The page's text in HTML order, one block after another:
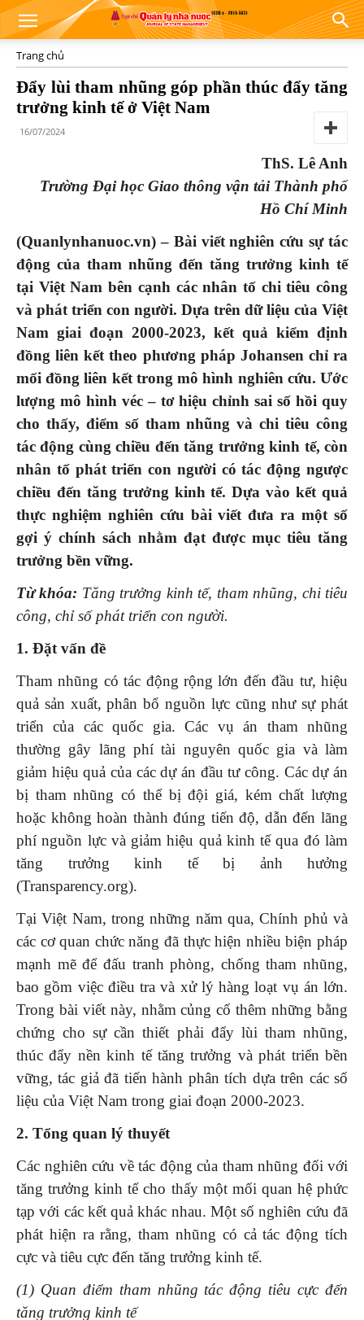
Trang chủ
Đẩy lùi tham nhũng góp phần thúc đẩy tăng
trưởng kinh tế ở Việt Nam
16/07/2024
ThS. Lê Anh
Trường Đại học Giao thông vận tải Thành phố
Hồ Chí Minh
(Quanlynhanuoc.vn) – Bài viết nghiên cứu sự tác
động của tham nhũng đến tăng trưởng kinh tế
tại Việt Nam bên cạnh các nhân tố chi tiêu công
và phát triển con người. Dựa trên dữ liệu của Việt
Nam giai đoạn 2000-2023, kết quả kiểm định
đồng liên kết theo phương pháp Johansen chỉ ra
mối đồng liên kết trong mô hình nghiên cứu. Ước
lượng mô hình véc – tơ hiệu chỉnh sai số hồi quy
cho thấy, điểm số tham nhũng và chi tiêu công
tác động cùng chiều đến tăng trưởng kinh tế, còn
nhân tố phát triển con người có tác động ngược
chiều đến tăng trưởng kinh tế. Dựa vào kết quả
thực nghiệm nghiên cứu bài viết đưa ra một số
gợi ý chính sách nhằm đạt được mục tiêu tăng
trưởng bền vững.
Từ khóa: Tăng trưởng kinh tế, tham nhũng, chi tiêu
công, chỉ số phát triển con người.
1. Đặt vấn đề
Tham nhũng có tác động rộng lớn đến đầu tư, hiệu
quả sản xuất, phân bổ nguồn lực cũng như sự phát
triển của các quốc gia. Các vụ án tham nhũng
thường gây lãng phí tài nguyên quốc gia và làm
giảm hiệu quả của các dự án đầu tư công. Các dự án
bị tham nhũng có thể bị đội giá, kém chất lượng
hoặc không hoàn thành đúng tiến độ, dẫn đến lãng
phí nguồn lực và giảm hiệu quả kinh tế qua đó làm
tăng trưởng kinh tế bị ảnh hưởng
(Transparency.org).
Tại Việt Nam, trong những năm qua, Chính phủ và
các cơ quan chức năng đã thực hiện nhiều biện pháp
mạnh mẽ để đấu tranh phòng, chống tham nhũng,
bao gồm việc điều tra và xử lý hàng loạt vụ án lớn.
Trong bài viết này, nhằm củng cố thêm những bằng
chứng cho sự cần thiết phải đẩy lùi tham nhũng,
thúc đẩy nền kinh tế tăng trưởng và phát triển bền
vững, tác giả đã tiến hành phân tích dựa trên các số
liệu của Việt Nam trong giai đoạn 2000-2023.
2. Tổng quan lý thuyết
Các nghiên cứu về tác động của tham nhũng đối với
tăng trưởng kinh tế cho thấy một mối quan hệ phức
tạp với các kết quả khác nhau. Một số nghiên cứu đã
phát hiện ra rằng, tham nhũng có cả tác động tích
cực và tiêu cực đến tăng trưởng kinh tế.
(1 ) Quan điểm tham nhũng tác động tiêu cực đến
tăng trưởng kinh tế